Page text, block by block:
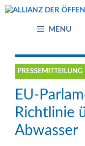
Zum
MENU
PRESSEMITTEILUNG
EU-
Richtlinie
Abwasser